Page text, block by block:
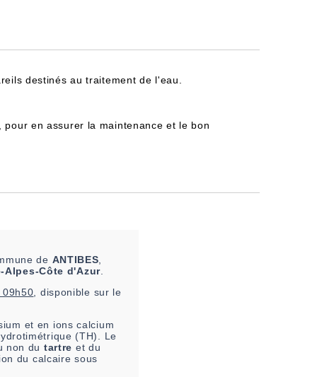
destinés au traitement de l'eau.
en assurer la maintenance et le bon
de ANTIBES,
Alpes-Côte d'Azur.
, disponible sur le
et en ions calcium
(TH). Le
non du tartre et du
du calcaire sous